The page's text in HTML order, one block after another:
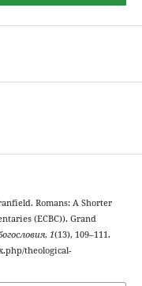
Romans: A Shorter
(ECBC)). Grand
, 1(13), 109–111.
theological-